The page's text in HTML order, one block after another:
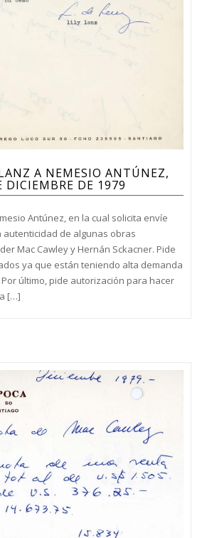
A NEMESIO ANTÚNEZ,
DICIEMBRE DE 1979
Antúnez, en la cual solicita envíe
autenticidad de algunas obras
Mac Cawley y Hernán Sckacner. Pide
ya que están teniendo alta demanda
último, pide autorización para hacer
[…]